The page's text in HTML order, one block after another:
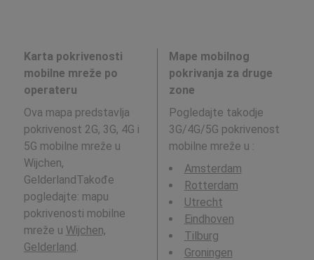
Karta pokrivenosti
mobilne mreže po
operateru
Ova mapa predstavlja
pokrivenost 2G, 3G, 4G i
5G mobilne mreže u
Wijchen,
GelderlandTakođe
pogledajte: mapu
pokrivenosti mobilne
mreže u Wijchen,
Gelderland.
Mape mobilnog
pokrivanja za druge
zone
Pogledajte takodje
3G/4G/5G pokrivenost
mobilne mreže u :
Amsterdam
Rotterdam
Utrecht
Eindhoven
Tilburg
Groningen